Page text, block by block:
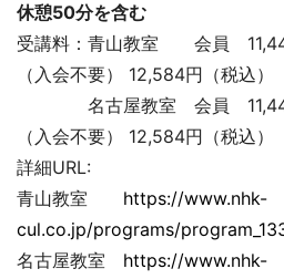
休憩50分を含む
受講料：青山教室 会員
（入会不要） 12,584円（税込）
名古屋教室 会員 11,440
（入会不要） 12,584円（税込）
詳細URL:
青山教室 https://www.nhk-
cul.co.jp/programs/
名古屋教室 https://www.nhk-